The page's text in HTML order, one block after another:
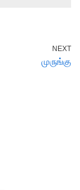
NEXT
முருங்கு